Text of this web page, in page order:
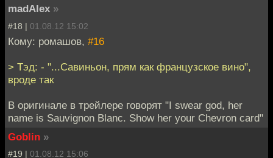
madAlex »
#18 | 01.08.12 15:02
Кому: ромашов, #16
> Тэд: - "...Савиньон, прям как французское вино",
вроде так
В оригинале в трейлере говорят "I swear god, her
name is Sauvignon Blanc. Show her your Chevron card"
Goblin »
#19 | 01.08.12 15:06